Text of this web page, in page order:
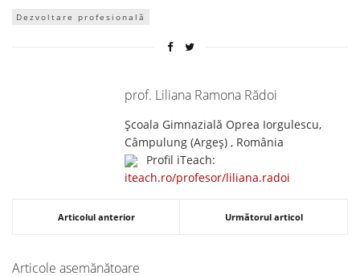
Dezvoltare profesională
prof. Liliana Ramona Rădoi
Școala Gimnazială Oprea Iorgulescu,
Câmpulung (Argeş) , România
Profil iTeach:
iteach.ro/profesor/liliana.radoi
Articolul anterior Următorul articol
Articole asemănătoare